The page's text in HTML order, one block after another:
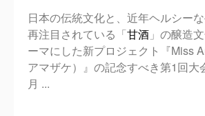
日本の伝統文化と、近年ヘルシーな
再注目されている「甘酒 」の醸造
ーマにした新プロジェクト『Miss
アマザケ）』の記念すべき第1回大
月 ...